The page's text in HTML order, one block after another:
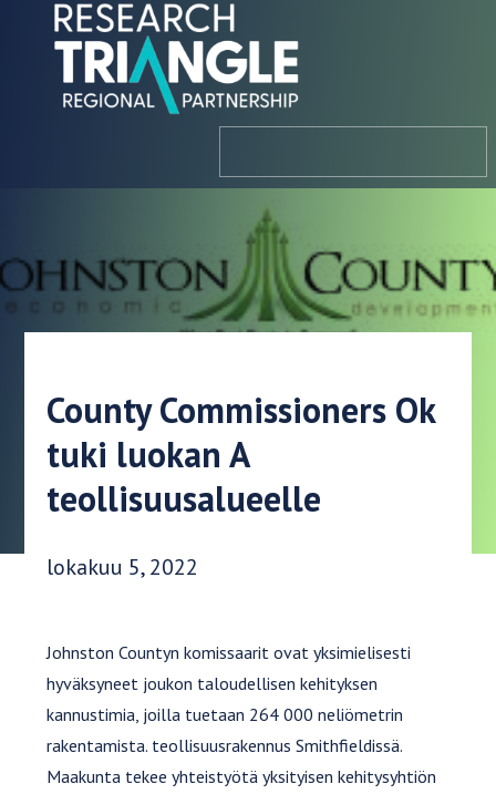
Siirry sisältöön
County Commissioners Ok
tuki luokan A
teollisuusalueelle
Julkaisupäivä:
lokakuu 5, 2022
Johnston Countyn komissaarit ovat yksimielisesti
hyväksyneet joukon taloudellisen kehityksen
kannustimia, joilla tuetaan 264 000 neliömetrin
rakentamista. teollisuusrakennus Smithfieldissä.
Maakunta tekee yhteistyötä yksityisen kehitysyhtiön